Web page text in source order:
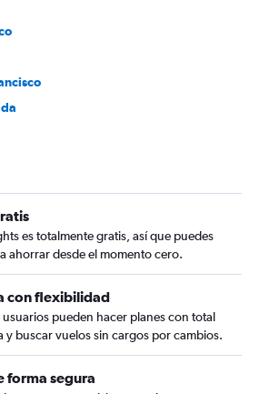
es totalmente gratis, así que puedes
ahorrar desde el momento cero.
con flexibilidad
usuarios pueden hacer planes con total
y buscar vuelos sin cargos por cambios.
forma segura